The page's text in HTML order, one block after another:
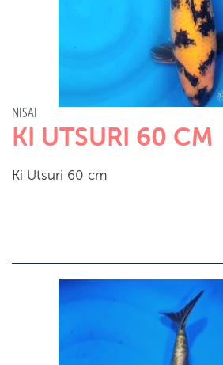
NISAI
KI UTSURI 60 CM
Ki Utsuri 60 cm